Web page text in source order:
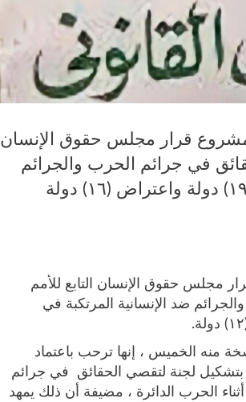
قرار مجلس حقوق الإنسان
في جرائم الحرب والجرائم
ضد الإنسانية المرتكبة في السودان بموافقة (١٩) دولة واعتراض (١٦) دولة
مجلس حقوق الإنسان التابع للأمم
ضد الإنسانية المرتكبة في
منه الخميس ، إنها ترحب باعتماد
بتشكيل لجنة لتقصي الحقائق في جرائم
الحرب الدائرة ، مضيفة أن ذلك يمهد